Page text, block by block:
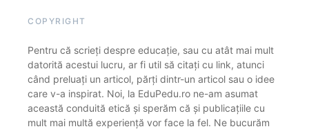
COPYRIGHT
Pentru că scrieți despre educație, sau cu atât mai mult
datorită acestui lucru, ar fi util să citați cu link, atunci
când preluați un articol, părți dintr-un articol sau o idee
care v-a inspirat. Noi, la EduPedu.ro ne-am asumat
această conduită etică și sperăm că și publicațiile cu
mult mai multă experiență vor face la fel. Ne bucurăm